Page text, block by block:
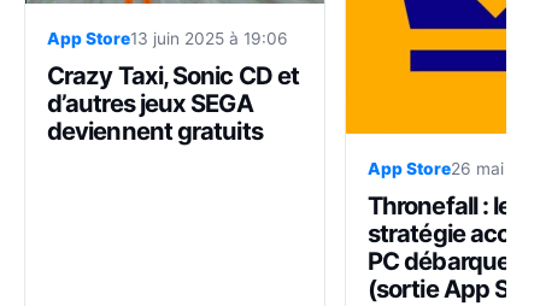
App Store13 juin 2025 à 19:06
Crazy Taxi, Sonic CD et
d’autres jeux SEGA
deviennent gratuits
App Store26 mai
Thronefall : le
stratégie
PC débarque
(sortie App